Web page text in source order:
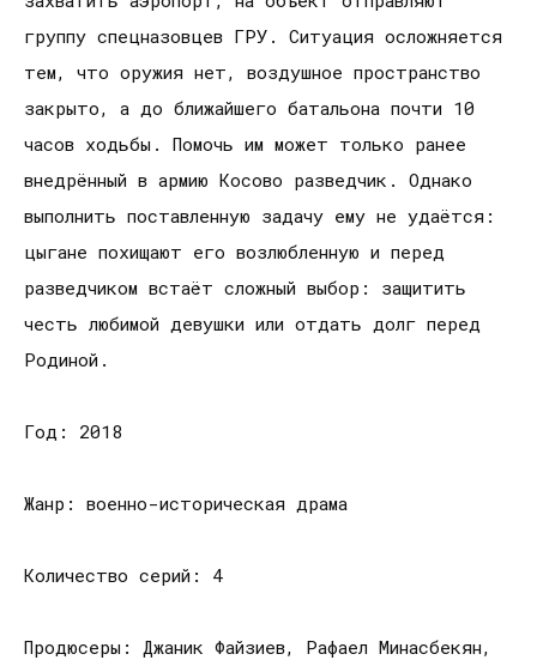
группу спецназовцев ГРУ. Ситуация осложняется
тем, что оружия нет, воздушное пространство
закрыто, а до ближайшего батальона почти 10
часов ходьбы. Помочь им может только ранее
внедрённый в армию Косово разведчик. Однако
выполнить поставленную задачу ему не удаётся:
цыгане похищают его возлюбленную и перед
разведчиком встаёт сложный выбор: защитить
честь любимой девушки или отдать долг перед
Родиной.
Год: 2018
Жанр: военно-историческая драма
Количество серий: 4
Продюсеры: Джаник Файзиев, Рафаел Минасбекян,